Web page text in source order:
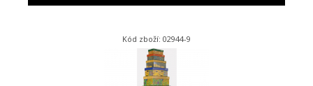
Kód zboží: 02944-9